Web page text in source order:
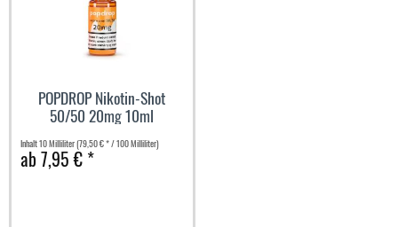
POPDROP Nikotin-Shot
50/50 20mg 10ml
Inhalt10 Milliliter(79,50 € * / 100 Milliliter)
ab 7,95 € *